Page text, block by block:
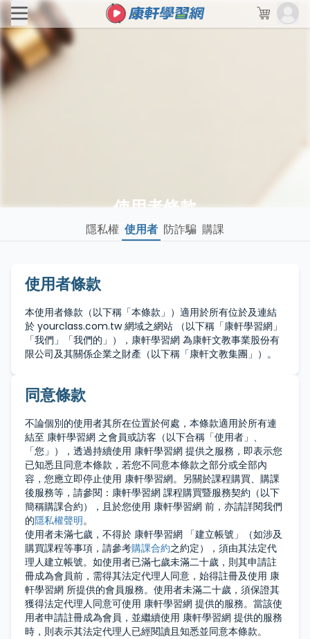
使用者條款
隱私權 使用者 防詐騙 購課
使用者條款
本使用者條款（以下稱「本條款」）適用於所有位於及連結
於 yourclass.com.tw 網域之網站 （以下稱「康軒學習網」
「我們」「我們的」），康軒學習網 為康軒文教事業股份有
限公司及其關係企業之財產（以下稱「康軒文教集團」）。
同意條款
不論個別的使用者其所在位置於何處，本條款適用於所有連
結至 康軒學習網 之會員或訪客（以下合稱「使用者」、
「您」），透過持續使用 康軒學習網 提供之服務，即表示您
已知悉且同意本條款，若您不同意本條款之部分或全部內
容，您應立即停止使用 康軒學習網。另關於課程購買、購課
後服務等，請參閱：康軒學習網 課程購買暨服務契約（以下
簡稱購課合約），且於您使用 康軒學習網 前，亦請詳閱我們
的隱私權聲明。
使用者未滿七歲，不得於 康軒學習網 「建立帳號」（如涉及
購買課程等事項，請參考購課合約之約定），須由其法定代
理人建立帳號。如使用者已滿七歲未滿二十歲，則其申請註
冊成為會員前，需得其法定代理人同意，始得註冊及使用 康
軒學習網 所提供的會員服務。使用者未滿二十歲，須保證其
獲得法定代理人同意可使用 康軒學習網 提供的服務。當該使
用者申請註冊成為會員，並繼續使用 康軒學習網 提供的服務
時，則表示其法定代理人已經閱讀且知悉並同意本條款。